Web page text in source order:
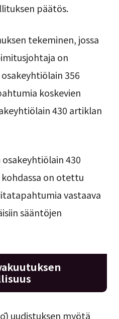
päätös.
tekeminen, jossa
on
356
koskevien
430 artiklan
430
on otettu
vastaava
sääntöjen
uudistuksen myötä